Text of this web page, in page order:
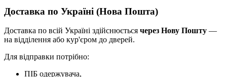
Доставка по Україні (Нова Пошта)
Доставка по всій Україні здійснюється через Нову Пошту —
на відділення або кур'єром до дверей.
Для відправки потрібно:
ПІБ одержувача,